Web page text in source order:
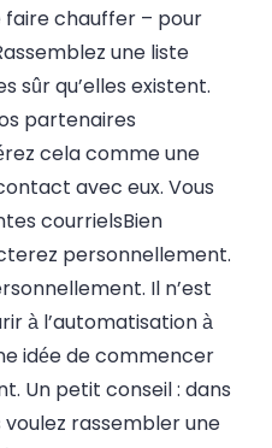
faire chauffer – pour
une liste
sûr qu’elles existent.
partenaires
cela comme une
avec eux. Vous
courrielsBien
personnellement.
Il n’est
à l’automatisation à
idée de commencer
Un petit conseil : dans
rassembler une